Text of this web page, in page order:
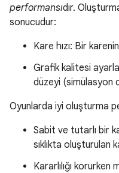
performansıdır.
sonucudur:
Kare hızı: Bir
Grafik kalitesi
düzeyi (simülasyon
Oyunlarda iyi oluşturma
Sabit ve tutarlı bir
sıklıkta oluşturulan
Kararlılığı korurken